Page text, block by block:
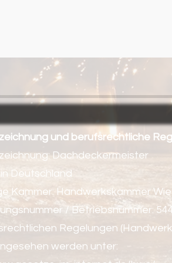
und berufsrechtliche
Dachdeckermeister
Deutschland
Kammer: Handwerkskammer
/ Betriebsnummer:
Regelungen
werden unter: